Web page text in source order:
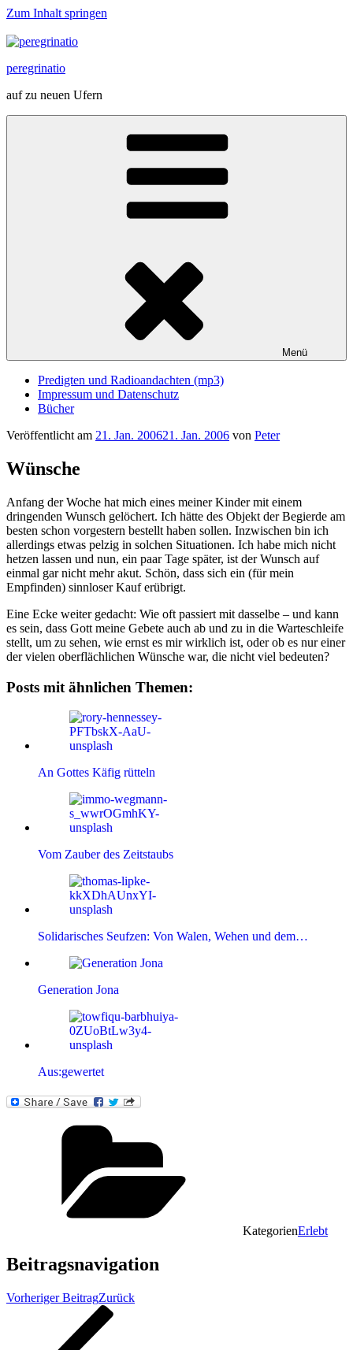
Zum Inhalt springen
peregrinatio
auf zu neuen Ufern
Menü
Predigten und Radioandachten (mp3)
Impressum und Datenschutz
Bücher
Veröffentlicht am 21. Jan. 200621. Jan. 2006 von Peter
Wünsche
Anfang der Woche hat mich eines meiner Kinder mit einem
dringenden Wunsch gelöchert. Ich hätte des Objekt der Begierde am
besten schon vorgestern bestellt haben sollen. Inzwischen bin ich
allerdings etwas pelzig in solchen Situationen. Ich habe mich nicht
hetzen lassen und nun, ein paar Tage später, ist der Wunsch auf
einmal gar nicht mehr akut. Schön, dass sich ein (für mein
Empfinden) sinnloser Kauf erübrigt.
Eine Ecke weiter gedacht: Wie oft passiert mit dasselbe – und kann
es sein, dass Gott meine Gebete auch ab und zu in die Warteschleife
stellt, um zu sehen, wie ernst es mir wirklich ist, oder ob es nur einer
der vielen oberflächlichen Wünsche war, die nicht viel bedeuten?
Posts mit ähnlichen Themen:
An Gottes Käfig rütteln
Vom Zauber des Zeitstaubs
Solidarisches Seufzen: Von Walen, Wehen und dem…
Generation Jona
Aus:gewertet
KategorienErlebt
Beitragsnavigation
Vorheriger BeitragZurück